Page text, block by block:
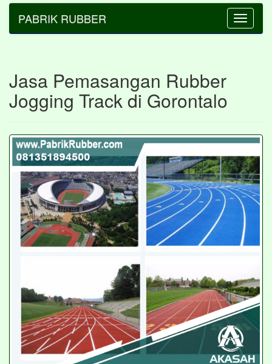
Toggle
PABRIK RUBBER
Jasa Pemasangan Rubber
Jogging Track di Gorontalo